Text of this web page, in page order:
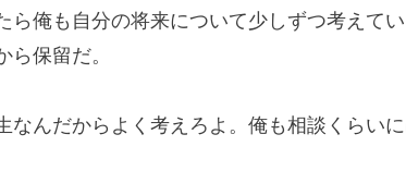
俺も自分の将来について少しずつ考えてい
保留だ。
なんだからよく考えろよ。俺も相談くらいに